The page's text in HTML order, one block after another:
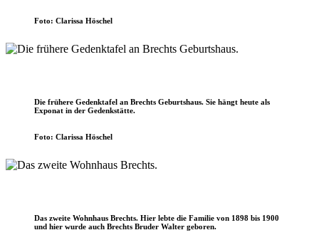
Foto: Clarissa Höschel
Die frühere Gedenktafel an Brechts Geburtshaus. Sie hängt heute als
Exponat in der Gedenkstätte.
Foto: Clarissa Höschel
Das zweite Wohnhaus Brechts. Hier lebte die Familie von 1898 bis 1900
und hier wurde auch Brechts Bruder Walter geboren.